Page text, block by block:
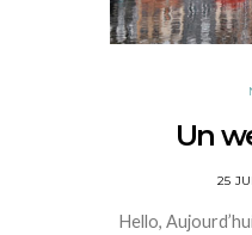
Un
25
Hello,